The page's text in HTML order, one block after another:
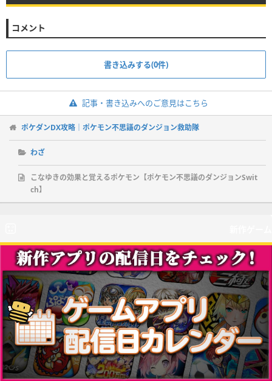
コメント
書き込みする(0件)
記事・書き込みへのご意見はこちら
ポケダンDX攻略｜ポケモン不思議のダンジョン救助隊
わざ
こなゆきの効果と覚えるポケモン【ポケモン不思議のダンジョンSwit
ch】